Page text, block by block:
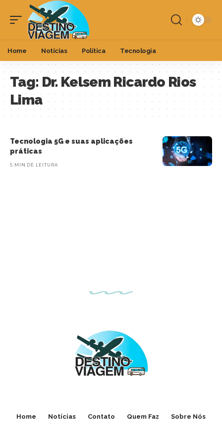
Home Notícias Política Tecnologia
Tag:Dr. Kelsem Ricardo Rios
Lima
Tecnologia 5G e suas aplicações
práticas
5 MIN DE LEITURA
Home Notícias Contato Quem Faz Sobre Nós